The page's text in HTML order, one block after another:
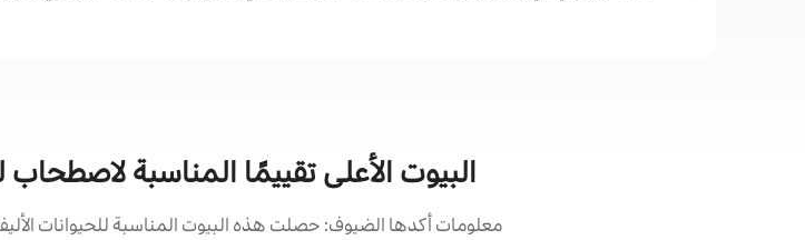
البيوت الأعلى تقييمًا المناسبة
معلومات أكدها الضيوف: حصلت هذه البيوت المناسبة للحيوانات